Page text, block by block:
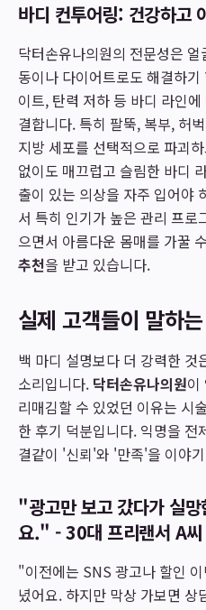
바디 컨투어링: 건강하고
닥터손유나의원의 전문성은
동이나 다이어트로도 해결하
이트, 탄력 저하 등 바디 라인
결합니다. 특히 팔뚝, 복부, 허
지방 세포를 선택적으로 파괴
없이도 매끄럽고 슬림한 바디
출이 있는 의상을 자주 입어야
서 특히 인기가 높은 관리 프로
으면서 아름다운 몸매를 가꿀
추천을 받고 있습니다.
실제 고객들이 말하
백 마디 설명보다 더 강력한 것
소리입니다. 닥터손유나의원이
리매김할 수 있었던 이유는 시
한 후기 덕분입니다. 익명을
결같이 '신뢰'와 '만족'을 이야
"광고만 보고 갔다가 실
요." - 30대 프리랜서 A씨
"이전에는 SNS 광고나 할인
녔어요. 하지만 막상 가보면 상